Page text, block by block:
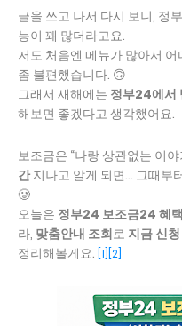
글을 쓰고 나서 다시 보니, 정
능이 꽤 많더라고요.
저도 처음엔 메뉴가 많아서
좀 불편했습니다. 🙃
그래서 새해에는 정부24에서
해보면 좋겠다고 생각했어요.
보조금은 “나랑 상관없는 이
간지나고 알게 되면… 그때부
🥲
오늘은 정부24 보조금24 혜
라, 맞춤안내 조회로 지금 신
정리해볼게요. [1] [2]